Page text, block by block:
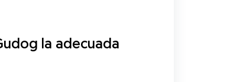
la adecuada